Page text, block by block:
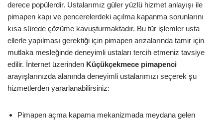
derece popülerdir. Ustalarımız güler yüzlü hizmet anlayışı ile
pimapen kapı ve pencerelerdeki açılma kapanma sorunlarını
kısa sürede çözüme kavuşturmaktadır. Bu tür işlemler usta
ellerle yapılması gerektiği için pimapen arızalarında tamir için
mutlaka mesleğinde deneyimli ustaları tercih etmeniz tavsiye
edilir. İnternet üzerinden Küçükçekmece pimapenci
arayışlarınızda alanında deneyimli ustalarımızı seçerek şu
hizmetlerden yararlanabilirsiniz:
Pimapen açma kapama mekanizmada meydana gelen